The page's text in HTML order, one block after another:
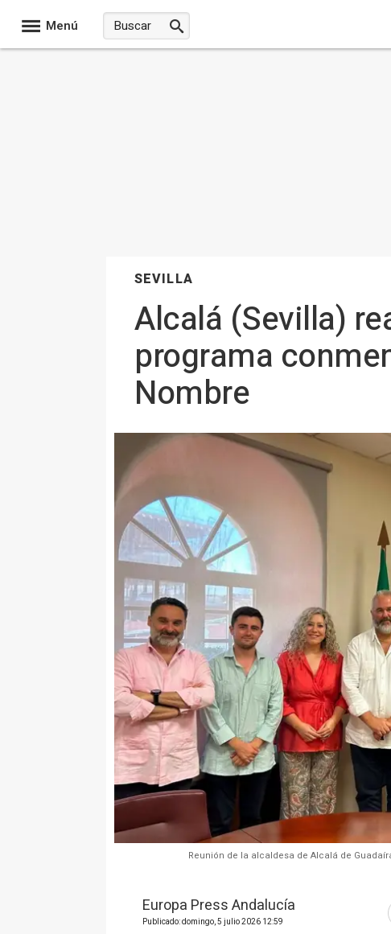
Menú
SEVILLA
Alcalá (Sevilla)
programa
Nombre
Reunión de la alcaldesa de Alcalá de
Europa Press Andalucía
Publicado: domingo, 5 julio 2026 12:59